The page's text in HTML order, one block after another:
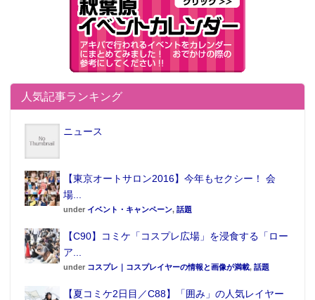
人気記事ランキング
ニュース
【東京オートサロン2016】今年もセクシー！ 会
場...
under イベント・キャンペーン, 話題
【C90】コミケ「コスプレ広場」を浸食する「ロー
ア...
under コスプレ｜コスプレイヤーの情報と画像が満載, 話題
【夏コミケ2日目／C88】「囲み」の人気レイヤー